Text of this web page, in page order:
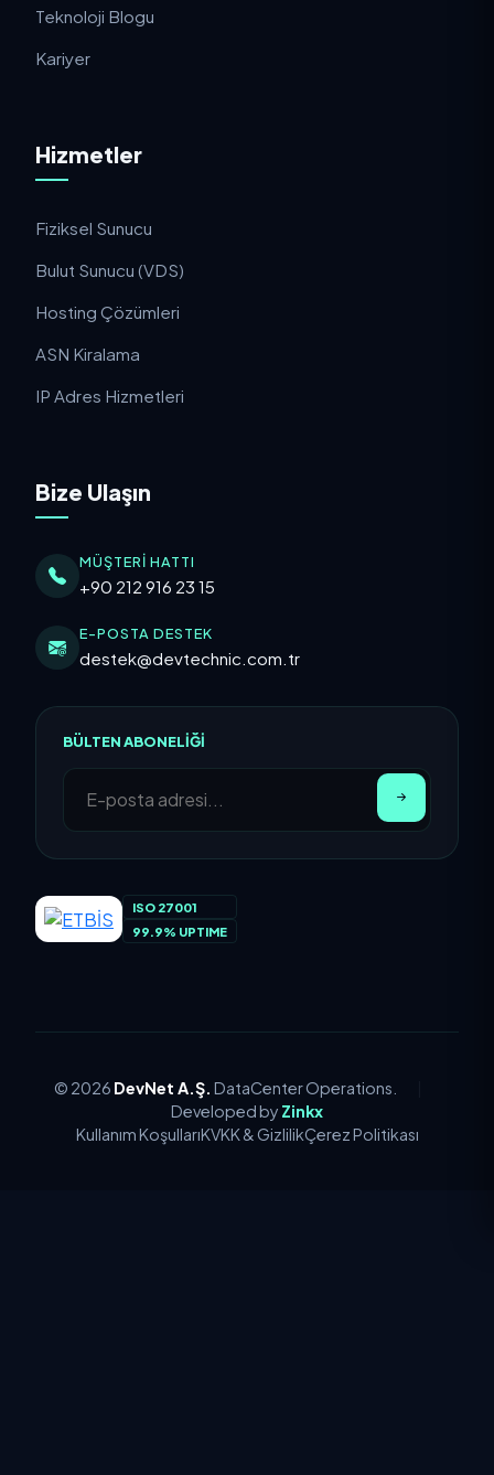
Teknoloji Blogu
Kariyer
Hizmetler
Fiziksel Sunucu
Bulut Sunucu (VDS)
Hosting Çözümleri
ASN Kiralama
IP Adres Hizmetleri
Bize Ulaşın
MÜŞTERI HATTI
+90 212 916 23 15
E-POSTA DESTEK
destek@devtechnic.com.tr
BÜLTEN ABONELIĞI
ISO 27001
99.9% UPTIME
© 2026 DevNet A.Ş. DataCenter Operations.
Developed by Zinkx
Kullanım KoşullarıKVKK & GizlilikÇerez Politikası